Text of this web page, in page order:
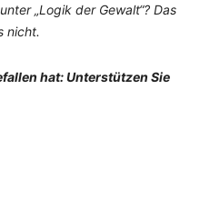
„Logik der Gewalt“? Das
nicht.
hat: Unterstützen Sie